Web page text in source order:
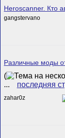
Heroscanner. Кто
gangstervano
Различные моды
(
...
последняя
zahar0z